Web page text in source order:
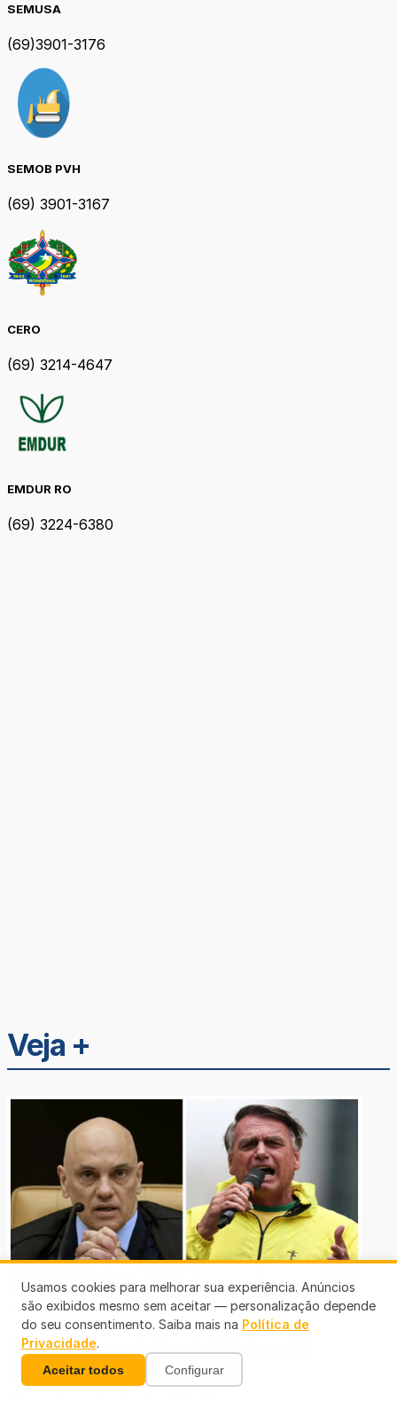
SEMUSA
(69)3901-3176
SEMOB PVH
(69) 3901-3167
CERO
(69) 3214-4647
EMDUR RO
(69) 3224-6380
Veja +
MONSTRO SEM ALMA NEM CORAÇÃO
Moraes nega visita de filhos a Jair
Bolsonaro no Dia dos Pais
Usamos cookies para melhorar sua experiência. Anúncios
são exibidos mesmo sem aceitar — personalização depende
do seu consentimento. Saiba mais na Política de
Privacidade.
Aceitar todos Configurar